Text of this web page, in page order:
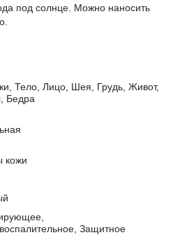
под солнце. Можно наносить
Тело, Лицо, Шея, Грудь, Живот,
Бедра
кожи
Защитное